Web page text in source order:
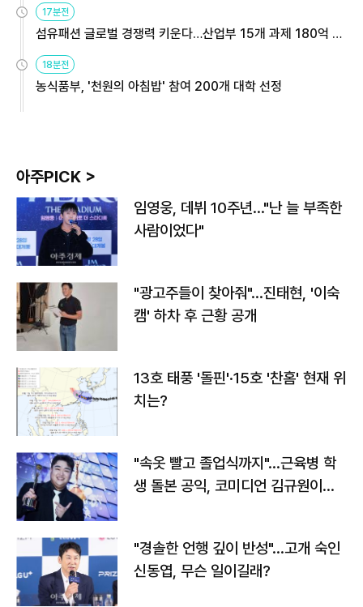
17분전
섬유패션 글로벌 경쟁력 키운다…산업부 15개 과제 180억 지
원
18분전
농식품부, '천원의 아침밥' 참여 200개 대학 선정
아주PICK >
임영웅, 데뷔 10주년…"난 늘 부족한
사람이었다"
"광고주들이 찾아줘"…진태현, '이숙
캠' 하차 후 근황 공개
13호 태풍 '돌핀'·15호 '찬홈' 현재 위
치는?
"속옷 빨고 졸업식까지"…근육병 학
생 돌본 공익, 코미디언 김규원이었
"경솔한 언행 깊이 반성"…고개 숙인
신동엽, 무슨 일이길래?